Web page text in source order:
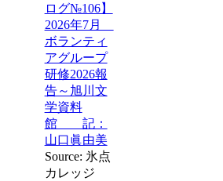
ログ№106】
2026年7月
ボランティ
アグループ
研修2026報
告～旭川文
学資料
館 記：
山口眞由美
Source: 氷点
カレッジ